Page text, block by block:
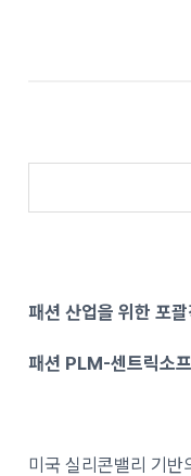
패션 산업을 위한 포
패션 PLM-센트릭소
미국 실리콘밸리 기